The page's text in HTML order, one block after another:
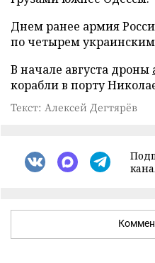
Днем ранее армия
по четырем украинским
В начале августа дроны
корабли в порту
Текст: Алексей Дегтярёв